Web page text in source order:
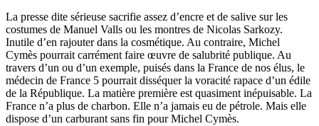
La presse dite sérieuse sacrifie assez d’encre et de salive sur les
costumes de Manuel Valls ou les montres de Nicolas Sarkozy.
Inutile d’en rajouter dans la cosmétique. Au contraire, Michel
Cymès pourrait carrément faire œuvre de salubrité publique. Au
travers d’un ou d’un exemple, puisés dans la France de nos élus, le
médecin de France 5 pourrait disséquer la voracité rapace d’un édile
de la République. La matière première est quasiment inépuisable. La
France n’a plus de charbon. Elle n’a jamais eu de pétrole. Mais elle
dispose d’un carburant sans fin pour Michel Cymès.